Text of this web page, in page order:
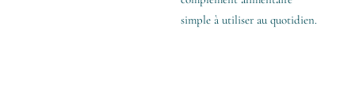
simple à utiliser au quotidien.